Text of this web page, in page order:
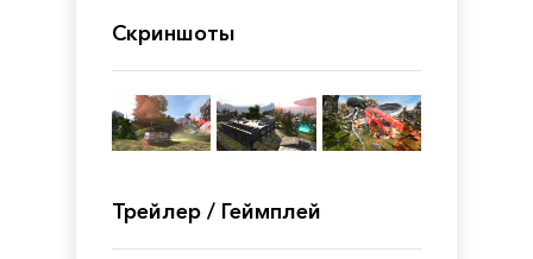
Скриншоты
Трейлер / Геймплей